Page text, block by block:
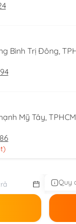
Bình Trị Đông,
Mỹ Tây, TPHCM
Quy